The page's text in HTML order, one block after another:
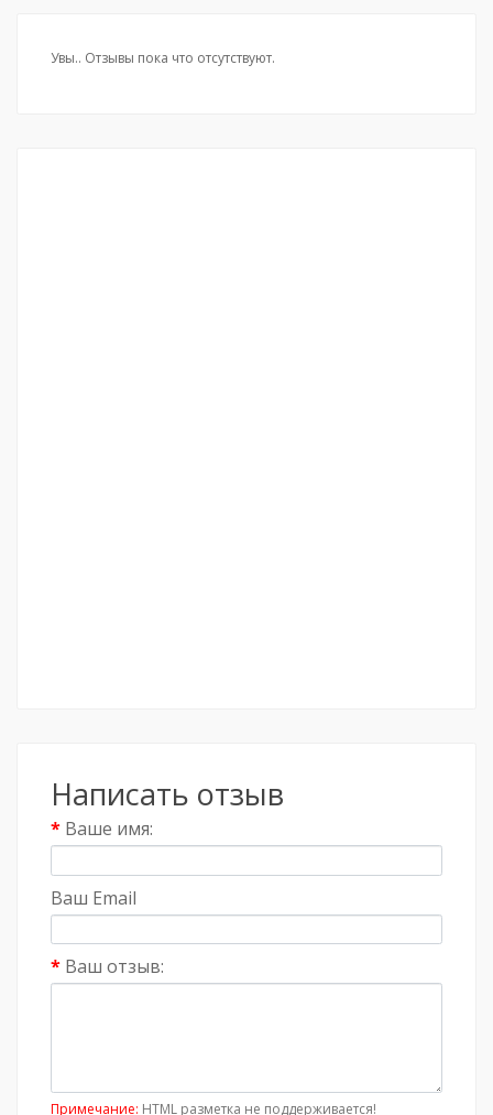
Увы.. Отзывы пока что отсутствуют.
Написать отзыв
Ваше имя:
Ваш Email
Ваш отзыв:
Примечание: HTML разметка не поддерживается!